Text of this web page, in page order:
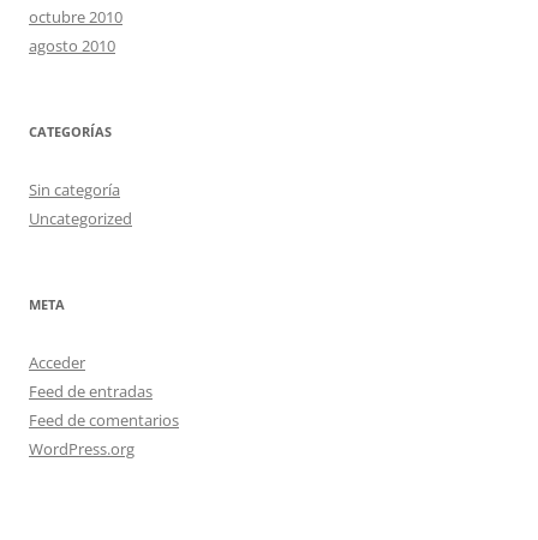
octubre 2010
agosto 2010
CATEGORÍAS
Sin categoría
Uncategorized
META
Acceder
Feed de entradas
Feed de comentarios
WordPress.org